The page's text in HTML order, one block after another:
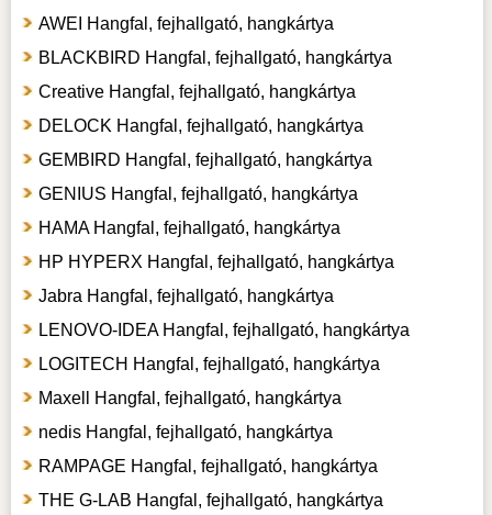
AWEI Hangfal, fejhallgató, hangkártya
BLACKBIRD Hangfal, fejhallgató, hangkártya
Creative Hangfal, fejhallgató, hangkártya
DELOCK Hangfal, fejhallgató, hangkártya
GEMBIRD Hangfal, fejhallgató, hangkártya
GENIUS Hangfal, fejhallgató, hangkártya
HAMA Hangfal, fejhallgató, hangkártya
HP HYPERX Hangfal, fejhallgató, hangkártya
Jabra Hangfal, fejhallgató, hangkártya
LENOVO-IDEA Hangfal, fejhallgató, hangkártya
LOGITECH Hangfal, fejhallgató, hangkártya
Maxell Hangfal, fejhallgató, hangkártya
nedis Hangfal, fejhallgató, hangkártya
RAMPAGE Hangfal, fejhallgató, hangkártya
THE G-LAB Hangfal, fejhallgató, hangkártya